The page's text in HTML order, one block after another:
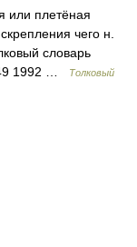
или плетёная
чего н.
словарь
1992 …
Толковый